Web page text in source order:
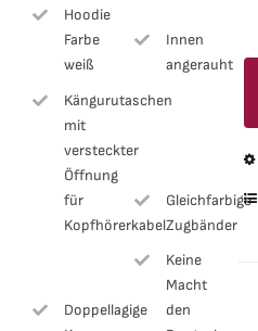
Hoodie
Farbe
weiß
Innen
angerauht
Kängurutaschen
mit
versteckter
Öffnung
für
Kopfhörerkabel
Gleichfarbige
Zugbänder
Doppellagige
Keine
Macht
den